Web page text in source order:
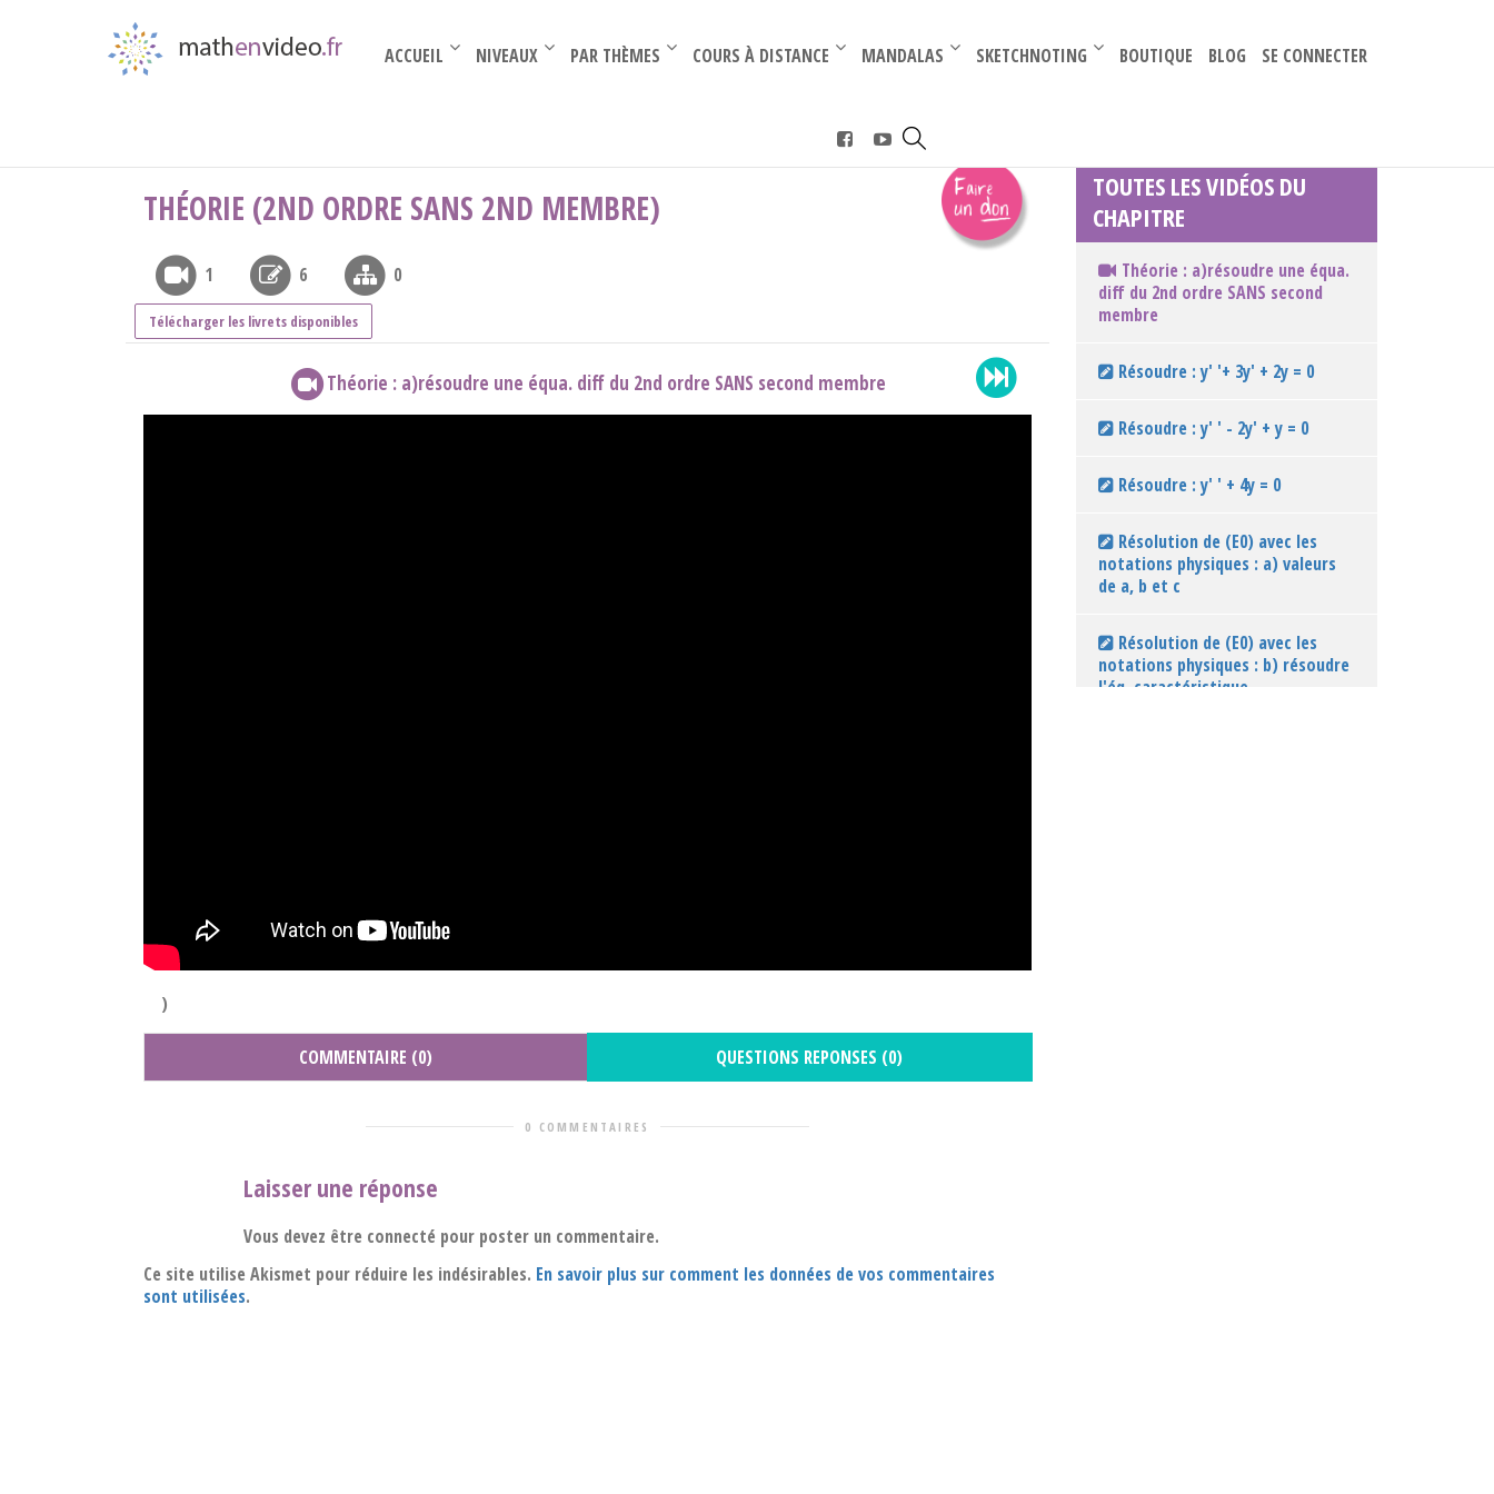
ACCUEIL NIVEAUX PAR THÈMES COURS À DISTANCE – MANDALAS – SKETCHNOTING – BOUTIQUE BLOG SE CONNECTER
THÉORIE (2ND ORDRE SANS 2ND MEMBRE)
1 6 0
Télécharger les livrets disponibles
Théorie : a)résoudre une équa. diff du 2nd ordre SANS second membre
)
COMMENTAIRE (0) QUESTIONS REPONSES (0)
0 COMMENTAIRES
Laisser une réponse
Vous devez être connecté pour poster un commentaire.
Ce site utilise Akismet pour réduire les indésirables. En savoir plus sur comment les données de vos commentaires
sont utilisées.
TOUTES LES VIDÉOS DU
CHAPITRE
Théorie : a)résoudre une équa.
diff du 2nd ordre SANS second
membre
Résoudre : y' '+ 3y' + 2y = 0
Résoudre : y' ' - 2y' + y = 0
Résoudre : y' ' + 4y = 0
Résolution de (E0) avec les
notations physiques : a) valeurs
de a, b et c
Résolution de (E0) avec les
notations physiques : b) résoudre
l'éq. caractéristique